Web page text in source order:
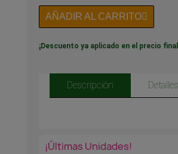
AÑADIR AL CARRITO
¡Descuento ya aplicado en el precio
Descripción
¡Últimas Unidades!